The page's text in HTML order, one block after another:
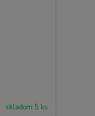
skladom 5 ks